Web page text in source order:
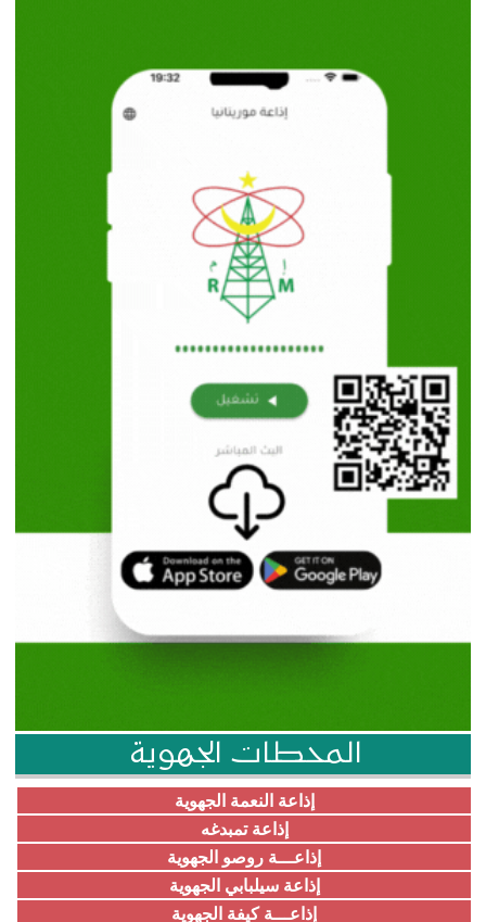
المحطات الجهوية
إذاعة النعمة الجهوية
إذاعة تمبدغه
إذاعـــة روصو الجهوية
إذاعة سيلبابي الجهوية
إذاعـــة كيفة الجهوية